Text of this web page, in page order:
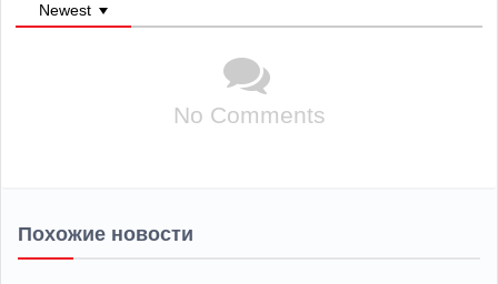
Newest
No Comments
Похожие новости